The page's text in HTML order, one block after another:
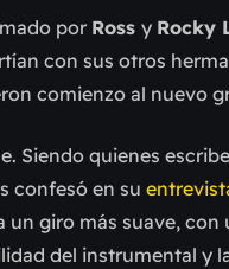
por Ross y Rocky
con sus otros
comienzo al nuevo
Siendo quienes
confesó en su
un giro más suave,
del instrumental y